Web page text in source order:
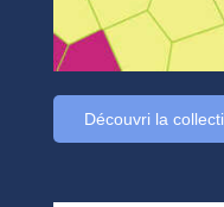
Découvri la